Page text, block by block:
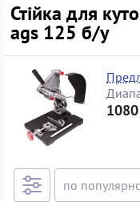
Стійка для
ags 125 б/у